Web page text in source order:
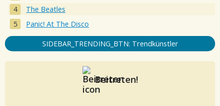
The Beatles
Panic! At The Disco
SIDEBAR_TRENDING_BTN: Trendkünstler
Beitreten!